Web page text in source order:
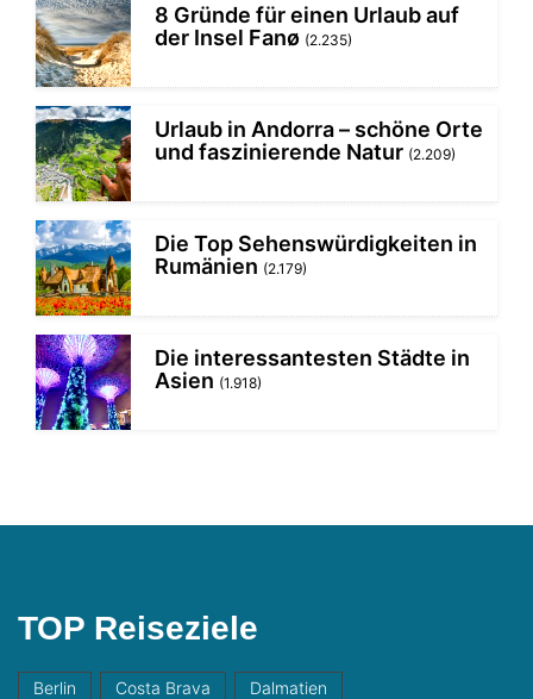
8 Gründe für einen Urlaub auf
der Insel Fanø (2.235)
Urlaub in Andorra – schöne Orte
und faszinierende Natur (2.209)
Die Top Sehenswürdigkeiten in
Rumänien (2.179)
Die interessantesten Städte in
Asien (1.918)
TOP Reiseziele
Berlin Costa Brava Dalmatien